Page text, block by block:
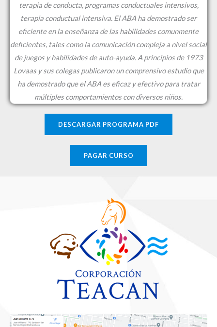
terapia de conducta, programas conductuales intensivos,
terapia conductual intensiva. El ABA ha demostrado ser
eficiente en la enseñanza de las habilidades comunmente
deficientes, tales como la comunicación compleja a nivel social
de juegos y habilidades de auto-ayuda. A principios de 1973
Lovaas y sus colegas publicaron un comprensivo estudio que
ha demostrado que el ABA es eficaz y efectivo para tratar
múltiples comportamientos con diversos niños.
DESCARGAR PROGRAMA PDF
PAGAR CURSO